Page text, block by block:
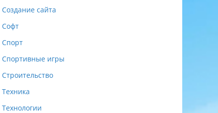
Создание сайта
Софт
Спорт
Спортивные игры
Строительство
Техника
Технологии